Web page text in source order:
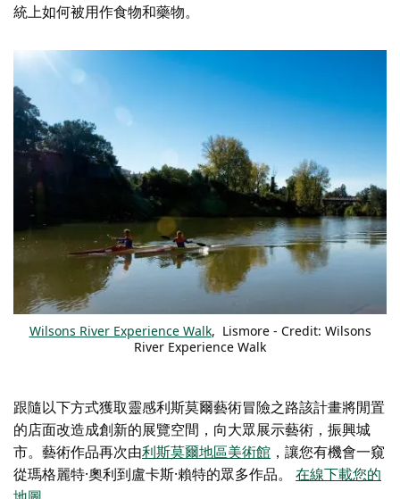
統上如何被用作食物和藥物。
Wilsons River Experience Walk, Lismore - Credit: Wilsons
River Experience Walk
跟隨以下方式獲取靈感利斯莫爾藝術冒險之路該計畫將閒置
的店面改造成創新的展覽空間，向大眾展示藝術，振興城
市。藝術作品再次由利斯莫爾地區美術館 ，讓您有機會一窺
從瑪格麗特·奧利到盧卡斯·賴特的眾多作品。 在線下載您的